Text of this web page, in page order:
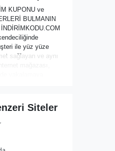
KUPONU ve
BULMANIN
ile yüz yüze
sağlayan ve aynı
mağazası,
yılında İzmir’de
ürünleri sektöründe
ve başarılı
ile
Dünya
Siteler